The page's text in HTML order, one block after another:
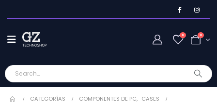
0 0
CATEGORÍAS COMPONENTES DE PC, CASES